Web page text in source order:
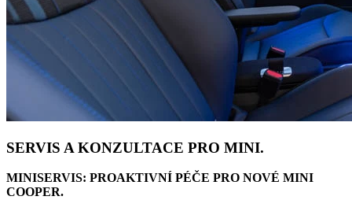
SERVIS A KONZULTACE PRO MINI.
MINISERVIS: PROAKTIVNÍ PÉČE PRO NOVÉ MINI
COOPER.